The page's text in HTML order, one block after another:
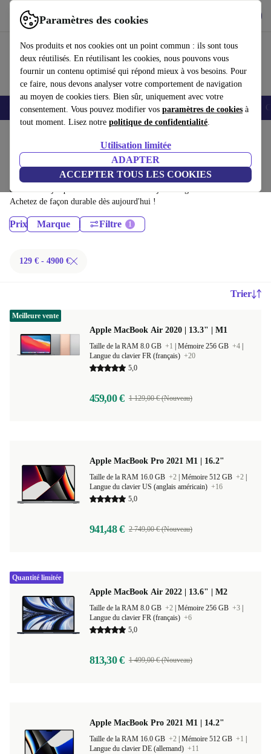
Paramètres des cookies
Nos produits et nos cookies ont un point commun : ils sont tous
deux réutilisés. En réutilisant les cookies, nous pouvons vous
fournir un contenu optimisé qui répond mieux à vos besoins. Pour
ce faire, nous devons analyser votre comportement de navigation
au moyen de cookies tiers. Bien sûr, uniquement avec votre
consentement. Vous pouvez modifier vos paramètres de cookies à
tout moment. Lisez notre politique de confidentialité.
Utilisation limitée
ADAPTER
ACCEPTER TOUS LES COOKIES
Utilisez refurbed rapidement et facilement
Smartphones Laptops Tablettes Montres connectées Accessoires
Ordinateurs portables:
Ordinateurs portables certifiés reconditionnés à moins de 4900€ –
économisez jusqu'à 40 %. Retours sous 30 jours et garantie de 12 mois.
Achetez de façon durable dès aujourd'hui !
Prix Marque Filtre
129 € - 4900 €
Trier
Apple MacBook Air 2020 | 13.3" | M1
Taille de la RAM 8.0 GB +1 Mémoire 256 GB +4
Langue du clavier FR (français) +20
5,0
459,00 € 1 129,00 € (Nouveau)
Meilleure vente
Apple MacBook Pro 2021 M1 | 16.2"
Taille de la RAM 16.0 GB +2 Mémoire 512 GB +2
Langue du clavier US (anglais américain) +16
5,0
941,48 € 2 749,00 € (Nouveau)
Apple MacBook Air 2022 | 13.6" | M2
Taille de la RAM 8.0 GB +2 Mémoire 256 GB +3
Langue du clavier FR (français) +6
5,0
813,30 € 1 499,00 € (Nouveau)
Quantité limitée
Apple MacBook Pro 2021 M1 | 14.2"
Taille de la RAM 16.0 GB +2 Mémoire 512 GB +1
Langue du clavier DE (allemand) +11